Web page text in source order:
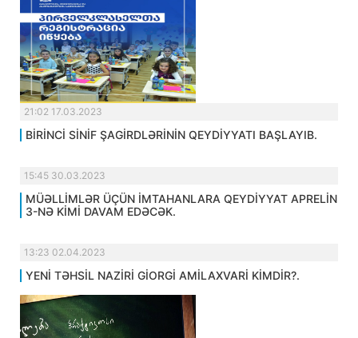
21:02 17.03.2023
BİRİNCİ SİNİF ŞAGİRDLƏRİNİN QEYDİYYATI BAŞLAYIB.
15:45 30.03.2023
MÜƏLLİMLƏR ÜÇÜN İMTAHANLARA QEYDİYYAT APRELİN
3-NƏ KİMİ DAVAM EDƏCƏK.
13:23 02.04.2023
YENİ TƏHSİL NAZİRİ GİORGİ AMİLAXVARİ KİMDİR?.